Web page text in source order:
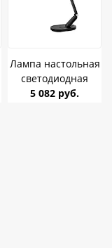
Лампа настольная
светодиодная
CAMELION KD-859
5 082 руб.